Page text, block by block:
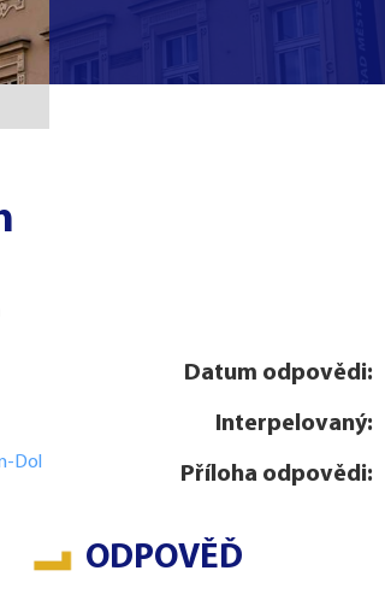
Datum odpovědi:
Interpelovaný:
Dol Příloha odpovědi:
ODPOVĚĎ